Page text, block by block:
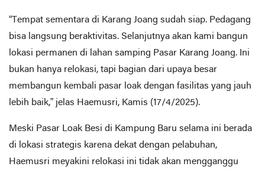
“Tempat sementara di Karang Joang sudah siap. Pedagang
bisa langsung beraktivitas. Selanjutnya akan kami bangun
lokasi permanen di lahan samping Pasar Karang Joang. Ini
bukan hanya relokasi, tapi bagian dari upaya besar
membangun kembali pasar loak dengan fasilitas yang jauh
lebih baik,” jelas Haemusri, Kamis (17/4/2025).
Meski Pasar Loak Besi di Kampung Baru selama ini berada
di lokasi strategis karena dekat dengan pelabuhan,
Haemusri meyakini relokasi ini tidak akan mengganggu